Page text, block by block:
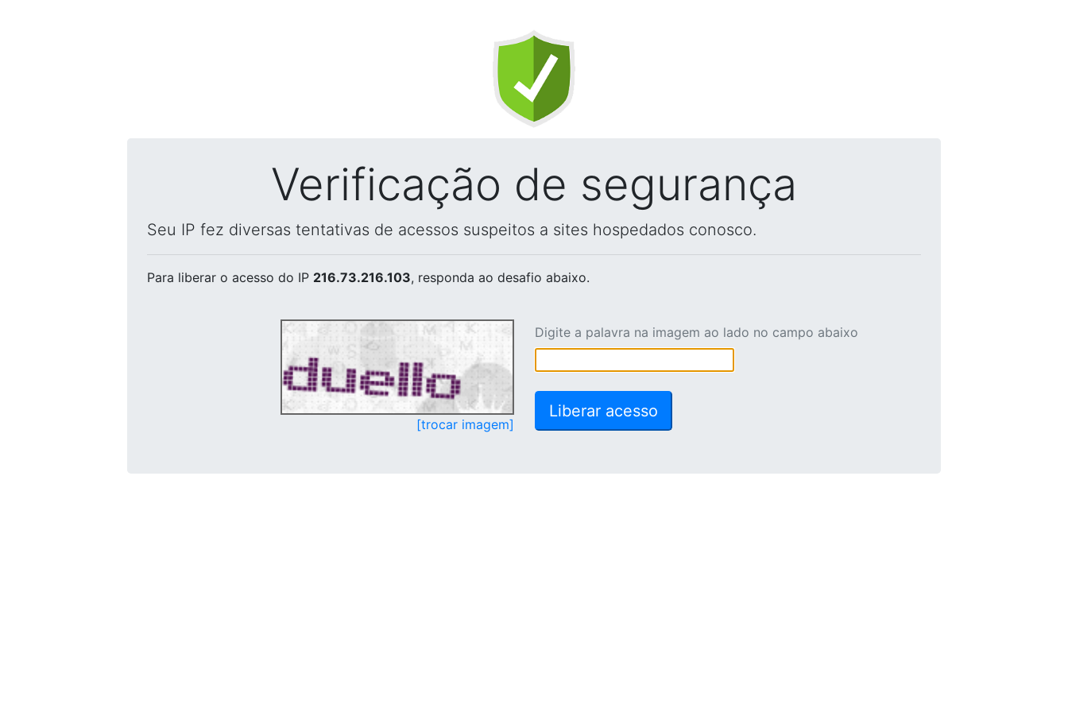
Verificação de segurança
Seu IP fez diversas tentativas de acessos suspeitos a sites hospedados conosco.
Para liberar o acesso do IP 216.73.216.103, responda ao desafio abaixo.
[trocar imagem]
Digite a palavra na imagem ao lado no campo abaixo